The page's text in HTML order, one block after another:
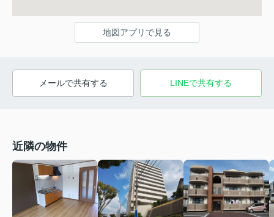
地図アプリで見る
メールで共有する LINEで共有する
近隣の物件